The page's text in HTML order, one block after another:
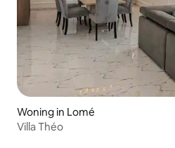
Woning in Lomé
Villa Théo